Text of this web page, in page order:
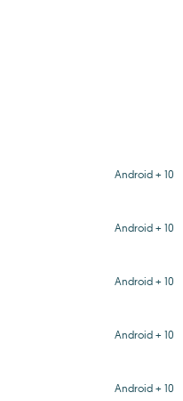
Android + 10
Android + 10
Android + 10
Android + 10
Android + 10